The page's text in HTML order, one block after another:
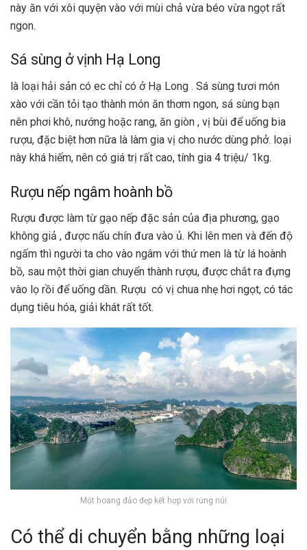
này ăn với xôi quyện vào với mùi chả vừa béo vừa ngọt rất
ngon.
Sá sùng ở vịnh Hạ Long
là loại hải sản có ec chỉ có ở Hạ Long . Sá sùng tươi món
xào với cần tỏi tạo thành món ăn thơm ngon, sá sùng bạn
nên phơi khô, nướng hoặc rang, ăn giòn , vị bùi để uống bia
rượu, đặc biệt hơn nữa là làm gia vị cho nước dùng phở. loại
này khá hiếm, nên có giá trị rất cao, tính gia 4 triệu/ 1kg.
Rượu nếp ngâm hoành bồ
Rượu được làm từ gạo nếp đặc sản của địa phương, gạo
không giả , được nấu chín đưa vào ủ. Khi lên men và đến độ
ngấm thì người ta cho vào ngâm với thứ men là từ lá hoành
bồ, sau một thời gian chuyển thành rượu, được chắt ra đựng
vào lọ rồi để uống dần. Rượu có vị chua nhẹ hơi ngọt, có tác
dụng tiêu hóa, giải khát rất tốt.
Một hoang đảo đẹp kết hợp với rừng núi
Có thể di chuyển bằng những loại